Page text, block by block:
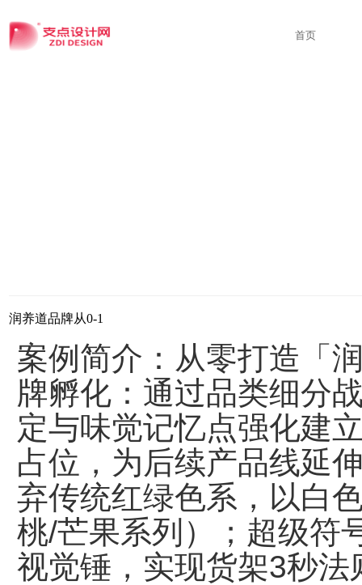
首页
润养道品牌从0-1
案例简介：从零打造「
牌孵化：通过品类细分
定与味觉记忆点强化建
占位，为后续产品线延
弃传统红绿色系，以白
桃/芒果系列）；超级符
视觉锤，实现货架3秒